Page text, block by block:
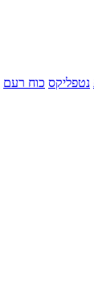
נטפליקס כוח רעם